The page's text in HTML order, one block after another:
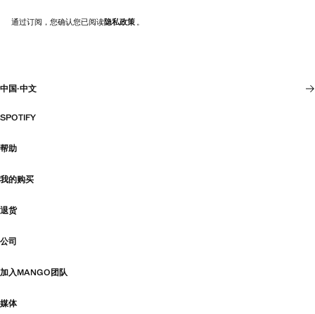
通过订阅，您确认您已阅读隐私政策
中国·中文
SPOTIFY
帮助
我的购买
退货
公司
加入MANGO团队
媒体